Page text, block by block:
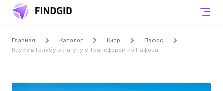
Главная Каталог Кипр
Пафос
Круиз в Голубую Лагуну с Трансфером из Пафоса